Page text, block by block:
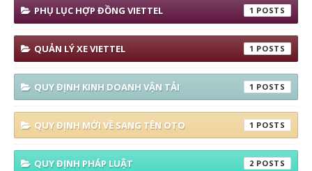
PHỤ LỤC HỢP ĐỒNG VIETTEL 1
QUẢN LÝ XE VIETTEL 1
QUY ĐỊNH KINH DOANH VẬN TẢI 1
QUY ĐỊNH MỚI VỀ SANG TÊN OTO 1
QUY ĐỊNH PHÁP LUẬT 2